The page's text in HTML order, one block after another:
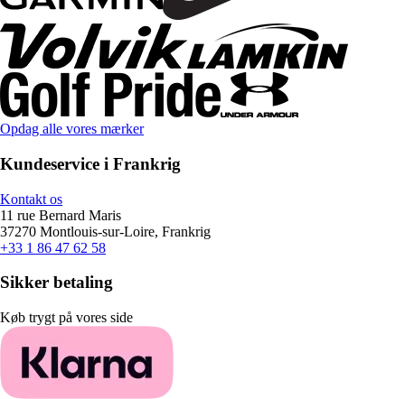
Opdag alle vores mærker
Kundeservice i Frankrig
Kontakt os
11 rue Bernard Maris
37270 Montlouis-sur-Loire, Frankrig
+33 1 86 47 62 58
Sikker betaling
Køb trygt på vores side